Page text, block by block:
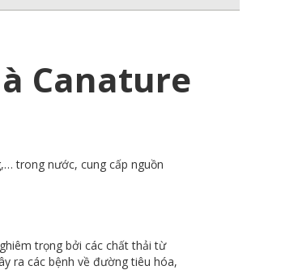
Canature
trong nước, cung cấp nguồn
trọng bởi các chất thải từ
ra các bệnh về đường tiêu hóa,